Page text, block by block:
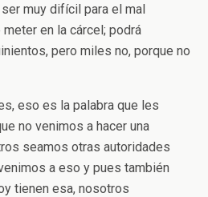
muy difícil para el mal
en la cárcel; podrá
pero miles no, porque no
eso es la palabra que les
no venimos a hacer una
seamos otras autoridades
a eso y pues también
tienen esa, nosotros